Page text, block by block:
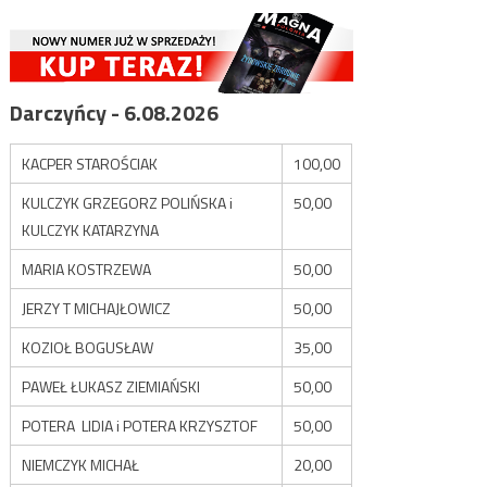
Darczyńcy - 6.08.2026
KACPER STAROŚCIAK
100,00
KULCZYK GRZEGORZ POLIŃSKA i
KULCZYK KATARZYNA
50,00
MARIA KOSTRZEWA
50,00
JERZY T MICHAJŁOWICZ
50,00
KOZIOŁ BOGUSŁAW
35,00
PAWEŁ ŁUKASZ ZIEMIAŃSKI
50,00
POTERA LIDIA i POTERA KRZYSZTOF
50,00
NIEMCZYK MICHAŁ
20,00